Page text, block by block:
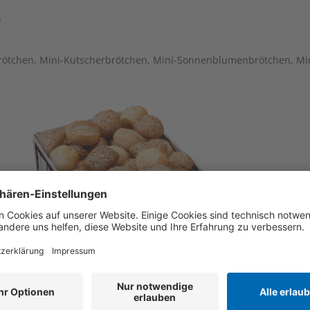
Mini-Kutscherbrötchen, Mini-Sonnenblumenbrötchen,